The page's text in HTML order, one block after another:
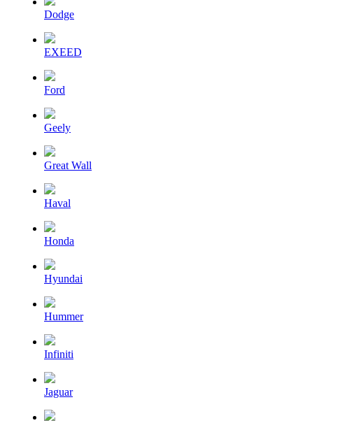
Dodge
EXEED
Ford
Geely
Great Wall
Haval
Honda
Hyundai
Hummer
Infiniti
Jaguar